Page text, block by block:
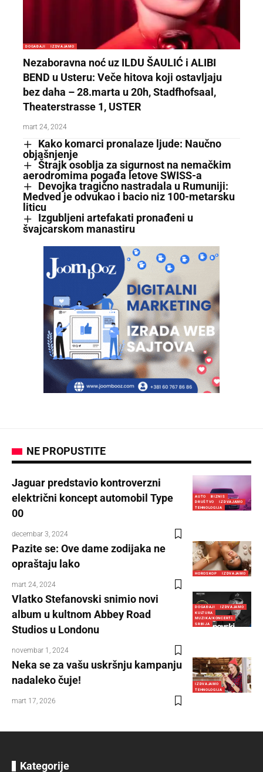
DOGAĐAJI IZDVAJAMO
Nezaboravna noć uz ILDU ŠAULIĆ i ALIBI
BEND u Usteru: Veče hitova koji ostavljaju
bez daha – 28.marta u 20h, Stadfhofsaal,
Theaterstrasse 1, USTER
mart 24, 2024
Kako komarci pronalaze ljude: Naučno
objašnjenje
Štrajk osoblja za sigurnost na nemačkim
aerodromima pogađa letove SWISS-a
Devojka tragično nastradala u Rumuniji:
Medved je odvukao i bacio niz 100-metarsku
liticu
Izgubljeni artefakati pronađeni u
švajcarskom manastiru
NE PROPUSTITE
AUTO
BIZNIS
DRUŠTVO
IZDVAJAMO
TEHNOLOGIJA
Jaguar predstavio kontroverzni
električni koncept automobil Type
00
decembar 3, 2024
HOROSKOP IZDVAJAMO
Pazite se: Ove dame zodijaka ne
opraštaju lako
mart 24, 2024
DOGAĐAJI
IZDVAJAMO
KULTURA
MUZIKA/KONCERTI
SRBIJA
Vlatko Stefanovski snimio novi
album u kultnom Abbey Road
Studios u Londonu
novembar 1, 2024
IZDVAJAMO
TEHNOLOGIJA
Neka se za vašu uskršnju kampanju
nadaleko čuje!
mart 17, 2026
Kategorije